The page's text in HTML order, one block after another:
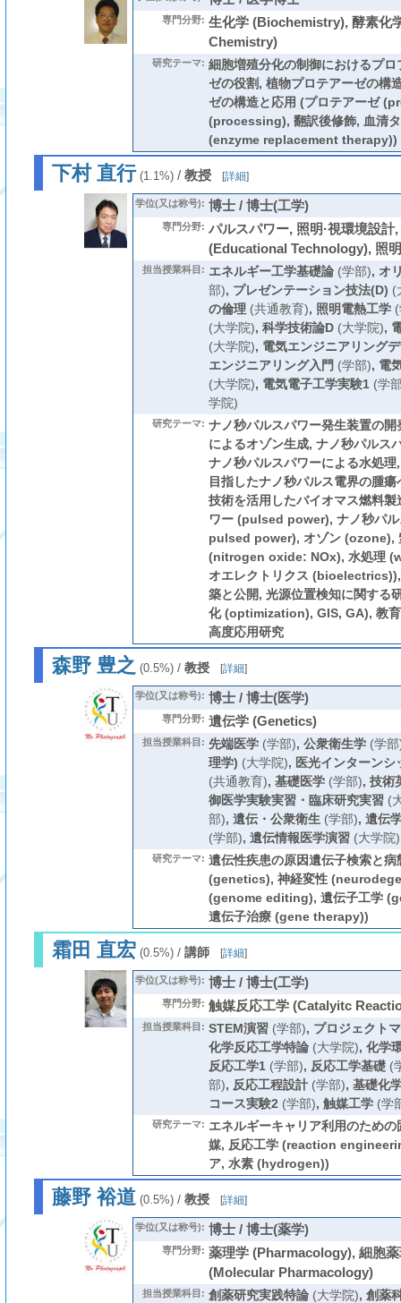
専門分野: 生化学 (Biochemistry), 酵素化
Chemistry)
研究テーマ: 細胞増殖分化の制御におけるプ
ゼの役割, 植物プロテアーゼの構
ゼの構造と応用 (プロテアーゼ
(processing), 翻訳後修飾, 血清
(enzyme replacement therapy))
下村 直行(1.1%)/ 教授 [詳細]
学位(又は称号): 博士 / 博士(工学)
専門分野: パルスパワー, 照明·視環境設計
(Educational Technology), 照
担当授業科目: エネルギー工学基礎論(学部), オ
部), プレゼンテーション技法(D) (
の倫理(共通教育), 照明電熱工学(
(大学院), 科学技術論D(大学院),
(大学院), 電気エンジニアリング
エンジニアリング入門 (学部), 電
(大学院), 電気電子工学実験1(学
学院)
研究テーマ: ナノ秒パルスパワー発生装置の
によるオゾン生成, ナノ秒パルス
ナノ秒パルスパワーによる水処
目指したナノ秒パルス電界の腫
技術を活用したバイオマス燃料
ワー (pulsed power), ナノ秒パ
pulsed power), オゾン (ozone),
(nitrogen oxide: NOx), 水処理
オエレクトリクス
築と公開, 光源位置検知に関する
化 (optimization), GIS, GA), 教
高度応用研究
森野 豊之 (0.5%)/ 教授 [詳細]
学位(又は称号): 博士 / 博士(医学)
専門分野: 遺伝学 (Genetics)
担当授業科目: 先端医学(学部), 公衆衛生学(学部
理学) (大学院), 医光インターンシ
(共通教育), 基礎医学(学部), 技術
御医学実験実習・臨床研究実習(
部), 遺伝・公衆衛生 (学部), 遺伝
(学部), 遺伝情報医学演習(大学院)
研究テーマ: 遺伝性疾患の原因遺伝子検索と病
(genetics), 神経変性
(genome editing), 遺伝子工学
遺伝子治療 (gene therapy))
霜田 直宏(0.5%)/ 講師 [詳細]
学位(又は称号): 博士 / 博士(工学)
専門分野: 触媒反応工学 (Catalyitc
担当授業科目: STEM演習(学部), プロジェクト
化学反応工学特論(大学院), 化学
反応工学1(学部), 反応工学基礎(
部), 反応工程設計(学部), 基礎化
コース実験2 (学部), 触媒工学(学
研究テーマ: エネルギーキャリア利用のため
媒, 反応工学 (reaction
ア, 水素 (hydrogen))
藤野 裕道(0.5%)/ 教授 [詳細]
学位(又は称号): 博士 / 博士(薬学)
専門分野: 薬理学 (Pharmacology), 細胞
(Molecular Pharmacology)
担当授業科目: 創薬研究実践特論(大学院), 創薬